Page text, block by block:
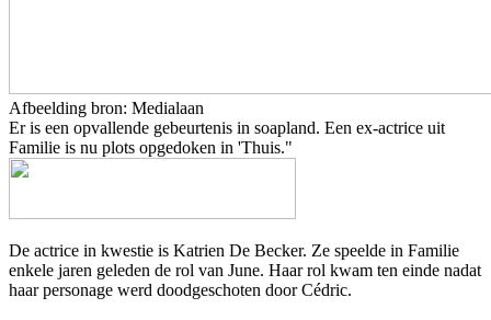
Afbeelding bron: Medialaan
Er is een opvallende gebeurtenis in soapland. Een ex-actrice uit
Familie is nu plots opgedoken in 'Thuis."
De actrice in kwestie is Katrien De Becker. Ze speelde in Familie
enkele jaren geleden de rol van June. Haar rol kwam ten einde nadat
haar personage werd doodgeschoten door Cédric.